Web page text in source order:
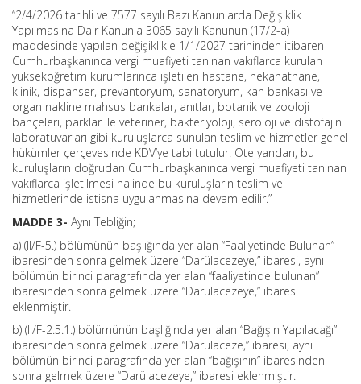
“2/4/2026 tarihli ve 7577 sayılı Bazı Kanunlarda Değişiklik
Yapılmasına Dair Kanunla 3065 sayılı Kanunun (17/2-a)
maddesinde yapılan değişiklikle 1/1/2027 tarihinden itibaren
Cumhurbaşkanınca vergi muafiyeti tanınan vakıflarca kurulan
yükseköğretim kurumlarınca işletilen hastane, nekahathane,
klinik, dispanser, prevantoryum, sanatoryum, kan bankası ve
organ nakline mahsus bankalar, anıtlar, botanik ve zooloji
bahçeleri, parklar ile veteriner, bakteriyoloji, seroloji ve distofajin
laboratuvarları gibi kuruluşlarca sunulan teslim ve hizmetler genel
hükümler çerçevesinde KDV’ye tabi tutulur. Öte yandan, bu
kuruluşların doğrudan Cumhurbaşkanınca vergi muafiyeti tanınan
vakıflarca işletilmesi halinde bu kuruluşların teslim ve
hizmetlerinde istisna uygulanmasına devam edilir.”
MADDE 3- Aynı Tebliğin;
a) (II/F-5.) bölümünün başlığında yer alan “Faaliyetinde Bulunan”
ibaresinden sonra gelmek üzere “Darülacezeye,” ibaresi, aynı
bölümün birinci paragrafında yer alan “faaliyetinde bulunan”
ibaresinden sonra gelmek üzere “Darülacezeye,” ibaresi
eklenmiştir.
b) (II/F-2.5.1.) bölümünün başlığında yer alan “Bağışın Yapılacağı”
ibaresinden sonra gelmek üzere “Darülaceze,” ibaresi, aynı
bölümün birinci paragrafında yer alan “bağışının” ibaresinden
sonra gelmek üzere “Darülacezeye,” ibaresi eklenmiştir.